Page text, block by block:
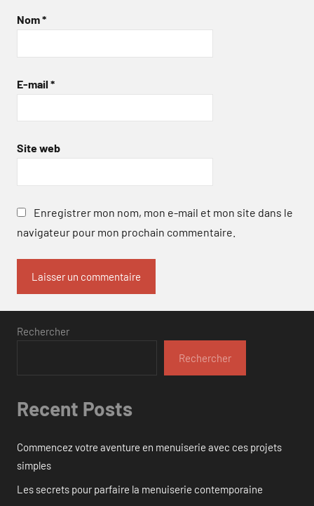
Nom*
E-mail *
Site web
Enregistrer mon nom, mon e-mail et mon site dans le
navigateur pour mon prochain commentaire.
Rechercher
Rechercher
Recent Posts
Commencez votre aventure en menuiserie avec ces projets
simples
Les secrets pour parfaire la menuiserie contemporaine